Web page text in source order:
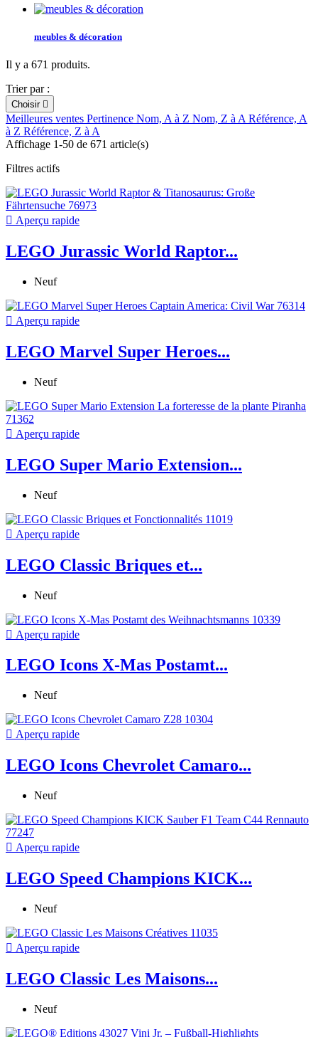
meubles & décoration
Il y a 671 produits.
Trier par :
Choisir 
Meilleures ventes Pertinence Nom, A à Z Nom, Z à A Référence, A
à Z Référence, Z à A
Affichage 1-50 de 671 article(s)
Filtres actifs
 Aperçu rapide
LEGO Jurassic World Raptor...
Neuf
 Aperçu rapide
LEGO Marvel Super Heroes...
Neuf
 Aperçu rapide
LEGO Super Mario Extension...
Neuf
 Aperçu rapide
LEGO Classic Briques et...
Neuf
 Aperçu rapide
LEGO Icons X-Mas Postamt...
Neuf
 Aperçu rapide
LEGO Icons Chevrolet Camaro...
Neuf
 Aperçu rapide
LEGO Speed Champions KICK...
Neuf
 Aperçu rapide
LEGO Classic Les Maisons...
Neuf